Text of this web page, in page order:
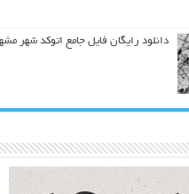
دانلود رایگان فایل جامع اتوکد شهر